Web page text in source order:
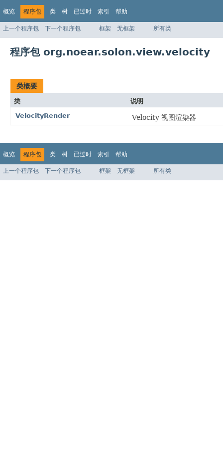
概览 程序包 类 树 已过时 索引 帮助
上一个程序包 下一个程序包 框架 无框架 所有类
程序包 org.noear.solon.view.velocity
类概要
类
说明
VelocityRender
Velocity 视图渲染器
概览 程序包 类 树 已过时 索引 帮助
上一个程序包 下一个程序包 框架 无框架 所有类